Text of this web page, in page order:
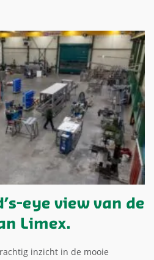
eye view van de
Limex.
inzicht in de mooie